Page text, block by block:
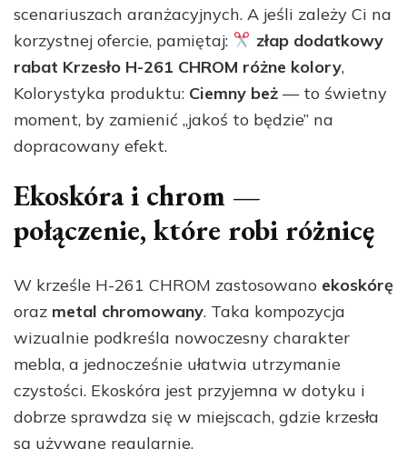
scenariuszach aranżacyjnych. A jeśli zależy Ci na
korzystnej ofercie, pamiętaj:
złap dodatkowy
rabat Krzesło H-261 CHROM różne kolory,
Kolorystyka produktu: Ciemny beż — to świetny
moment, by zamienić „jakoś to będzie” na
dopracowany efekt.
Ekoskóra i chrom —
połączenie, które robi różnicę
W krześle H-261 CHROM zastosowano ekoskórę
oraz metal chromowany. Taka kompozycja
wizualnie podkreśla nowoczesny charakter
mebla, a jednocześnie ułatwia utrzymanie
czystości. Ekoskóra jest przyjemna w dotyku i
dobrze sprawdza się w miejscach, gdzie krzesła
są używane regularnie.